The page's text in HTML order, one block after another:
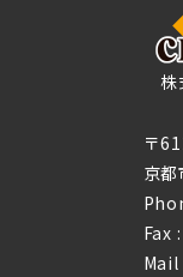
株
〒
京
Fax